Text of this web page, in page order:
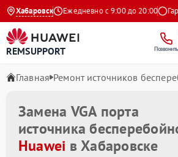
Хабаровск
на Яндекс Ежедневно с 9:00 до 20:00
REMSUPPORT Позвонить
Главная Ремонт источников
Замена VGA порта
источника
Huawei в Хабаровске